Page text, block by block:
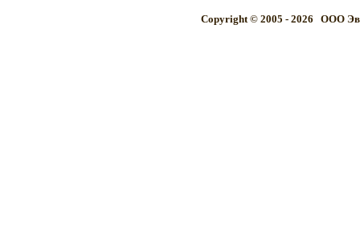
Copyright © 2005 - 2026 OOO